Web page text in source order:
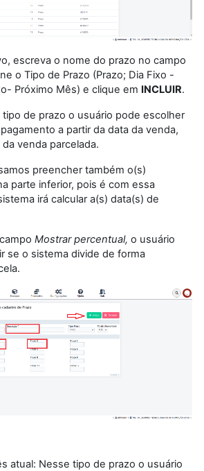
escreva o nome do prazo no campo
o Tipo de Prazo (Prazo; Dia Fixo -
Próximo Mês) e clique em INCLUIR.
tipo de prazo o usuário pode escolher
a partir da data da venda,
venda parcelada.
preencher também o(s)
parte inferior, pois é com essa
irá calcular a(s) data(s) de
Mostrar percentual, o usuário
se o sistema divide de forma
atual: Nesse tipo de prazo o usuário